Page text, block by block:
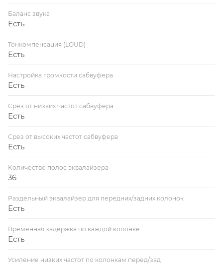
Баланс звука
Есть
Тонкомпенсация (LOUD)
Есть
Настройка громкости сабвуфера
Есть
Срез от низких частот сабвуфера
Есть
Срез от высоких частот сабвуфера
Есть
Количество полос эквалайзера
36
Раздельный эквалайзер для передних/задних колонок
Есть
Временная задержка по каждой колонке
Есть
Усиление низких частот по колонкам перед/зад